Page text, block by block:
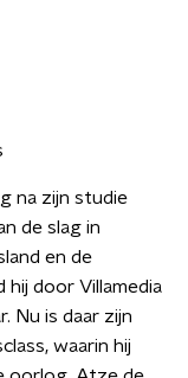
na zijn studie
de slag in
en de
door Villamedia
Nu is daar zijn
waarin hij